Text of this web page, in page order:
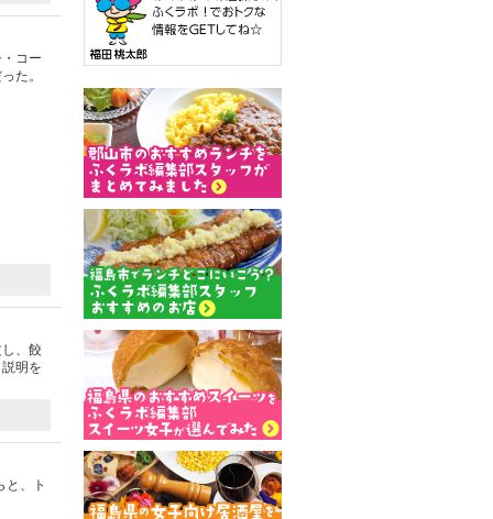
コー
た。
、餃
明を
と、ト